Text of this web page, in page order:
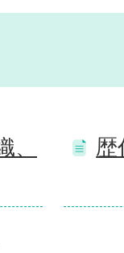
歴